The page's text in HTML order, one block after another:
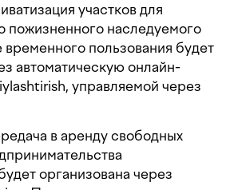
участков для
пожизненного наследуемого
временного пользования будет
автоматическую онлайн-
управляемой через
в аренду свободных
организована через